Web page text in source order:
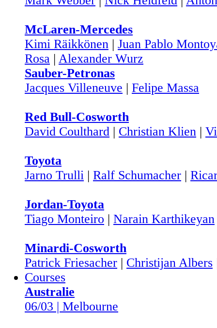
McLaren-Mercedes
Kimi Räikkönen | Juan Pablo
Rosa | Alexander Wurz
Sauber-Petronas
Jacques Villeneuve | Felipe Massa
Red Bull-Cosworth
David Coulthard | Christian Klien |
Toyota
Jarno Trulli | Ralf Schumacher |
Jordan-Toyota
Tiago Monteiro | Narain Karthikeyan
Minardi-Cosworth
Patrick Friesacher | Christijan Albers
Courses
Australie
06/03 | Melbourne